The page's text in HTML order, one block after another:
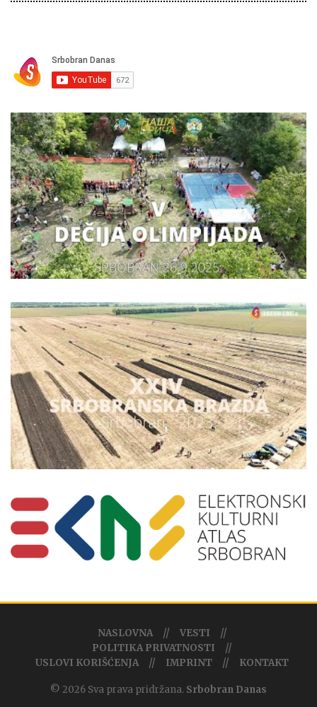
NASLOVNA
VESTI
POLITIKA PRIVATNOSTI
USLOVI KORIŠĆENJA
IMPRINT KONTAKT
© 2026 Sva prava pridržana. Srbobran Danas